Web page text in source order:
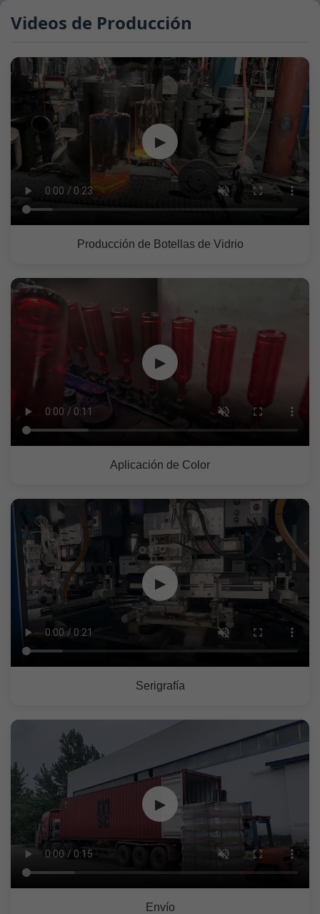
Videos de Producción
▶
Producción de Botellas de Vidrio
▶
Aplicación de Color
▶
Serigrafía
▶
Envío